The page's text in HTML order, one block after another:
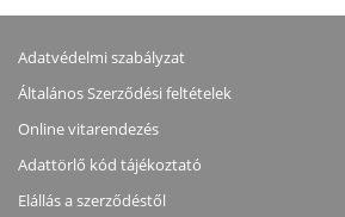
Adatvédelmi szabályzat
Általános Szerződési feltételek
Online vitarendezés
Adattörlő kód tájékoztató
Elállás a szerződéstől